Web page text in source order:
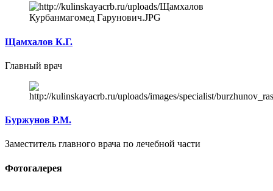
Щамхалов К.Г.
Главный врач
Буржунов Р.М.
Заместитель главного врача по лечебной части
Фотогалерея